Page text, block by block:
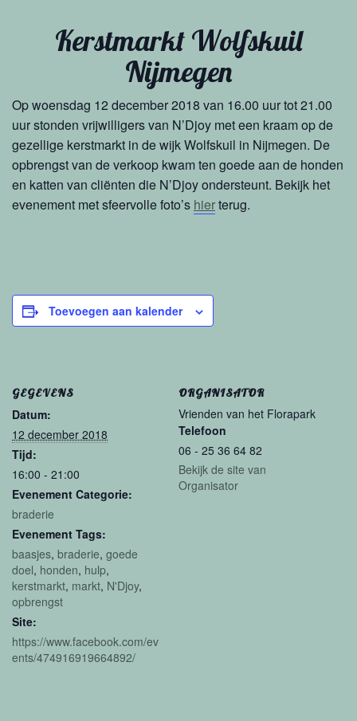
Kerstmarkt Wolfskuil
Nijmegen
Op woensdag 12 december 2018 van 16.00 uur tot 21.00
uur stonden vrijwilligers van N’Djoy met een kraam op de
gezellige kerstmarkt in de wijk Wolfskuil in Nijmegen. De
opbrengst van de verkoop kwam ten goede aan de honden
en katten van cliënten die N’Djoy ondersteunt. Bekijk het
evenement met sfeervolle foto’s hierterug.
Toevoegen aan kalender
GEGEVENS
Datum:
12 december 2018
Tijd:
16:00 - 21:00
Evenement Categorie:
braderie
Evenement Tags:
baasjes, braderie, goede
doel, honden, hulp,
kerstmarkt, markt, N'Djoy,
opbrengst
Site:
https://www.facebook.com/ev
ents/474916919664892/
ORGANISATOR
Vrienden van het Florapark
Telefoon
06 - 25 36 64 82
Bekijk de site van
Organisator